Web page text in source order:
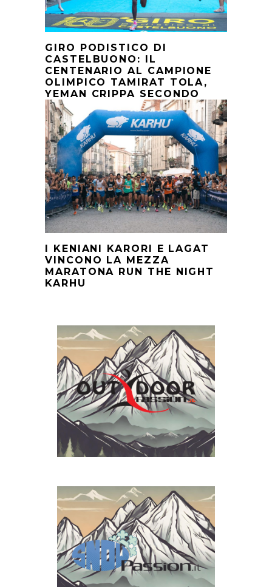
GIRO PODISTICO DI
CASTELBUONO: IL
CENTENARIO AL CAMPIONE
OLIMPICO TAMIRAT TOLA,
YEMAN CRIPPA SECONDO
I KENIANI KARORI E LAGAT
VINCONO LA MEZZA
MARATONA RUN THE NIGHT
KARHU